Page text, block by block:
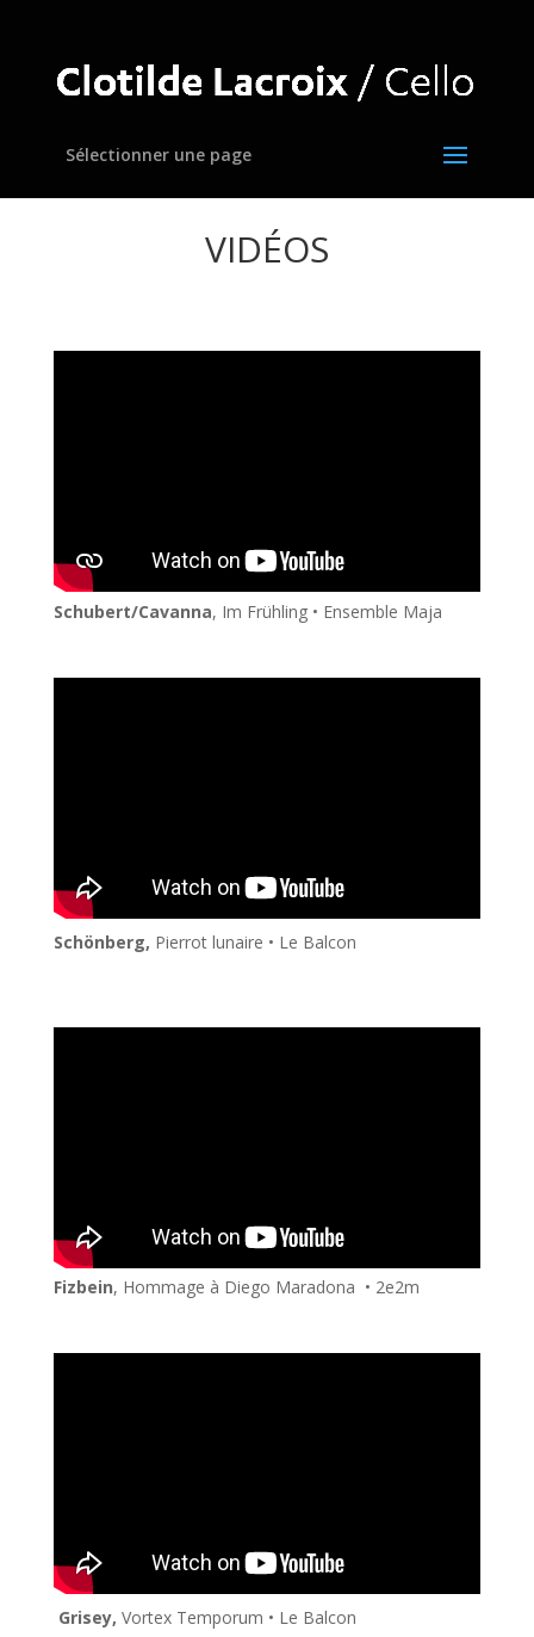
Sélectionner une page
VIDÉOS
Schubert/Cavanna, Im Frühling • Ensemble Maja
Schönberg, Pierrot lunaire • Le Balcon
Fizbein, Hommage à Diego Maradona • 2e2m
Grisey, Vortex Temporum • Le Balcon